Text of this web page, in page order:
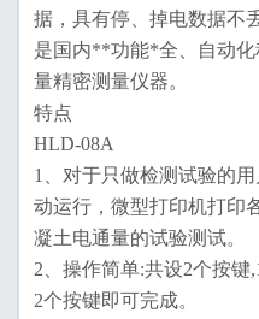
据，具有停、掉电数据不
是国内**功能*全、自动
量精密测量仪器。
特点
HLD-08A
1、对于只做检测试验的
动运行，微型打印机打印
凝土电通量的试验测试。
2、操作简单:共设2个按
2个按键即可完成。